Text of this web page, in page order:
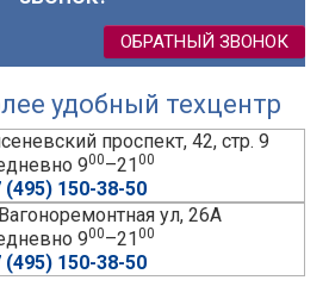
ОБРАТНЫЙ ЗВОНОК
удобный техцентр
проспект, 42, стр. 9
900–2100
(495) 150-38-50
ул, 26А
900–2100
(495) 150-38-50